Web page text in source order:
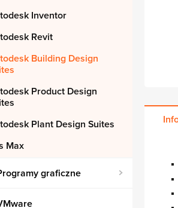
Inventor
Revit
Building Design
Product Design
Plant Design Suites
Max
graficzne